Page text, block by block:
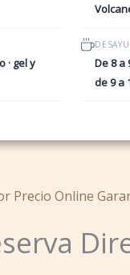
· gel y
De 8 a
de 9 a
Precio Online